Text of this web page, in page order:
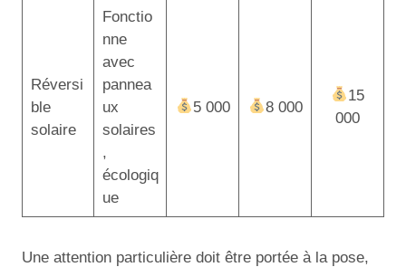
Réversi
ble
solaire
Fonctio
nne
avec
pannea
ux
solaires
,
écologiq
ue
5 000 8 000
15
000
Une attention particulière doit être portée à la pose,